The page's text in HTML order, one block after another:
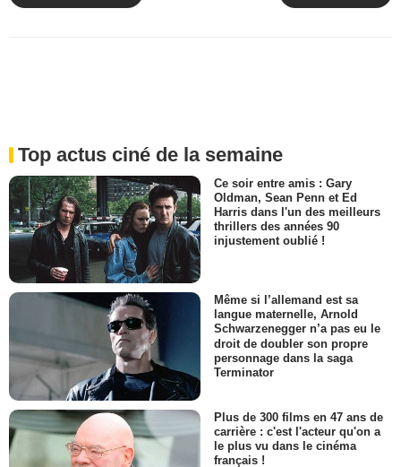
Top actus ciné de la semaine
Ce soir entre amis : Gary
Oldman, Sean Penn et Ed
Harris dans l'un des meilleurs
thrillers des années 90
injustement oublié !
Même si l’allemand est sa
langue maternelle, Arnold
Schwarzenegger n’a pas eu le
droit de doubler son propre
personnage dans la saga
Terminator
Plus de 300 films en 47 ans de
carrière : c'est l'acteur qu'on a
le plus vu dans le cinéma
français !